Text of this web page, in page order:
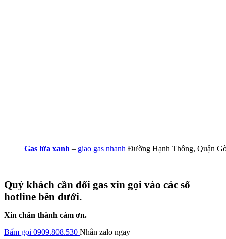
Gas lửa xanh – giao gas nhanh Đường Hạnh Thông, Quận
Quý khách cần đổi gas xin gọi vào các số
hotline bên dưới.
Xin chân thành cảm ơn.
Bấm gọi 0909.808.530 Nhắn zalo ngay